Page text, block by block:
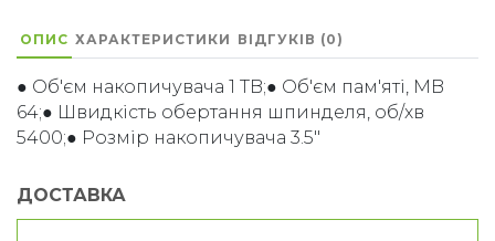
ОПИС ХАРАКТЕРИСТИКИ ВІДГУКІВ (0)
● Об'єм накопичувача 1 TB;● Об'єм пам'яті, MB
64;● Швидкість обертання шпинделя, об/хв
5400;● Розмір накопичувача 3.5"
ДОСТАВКА